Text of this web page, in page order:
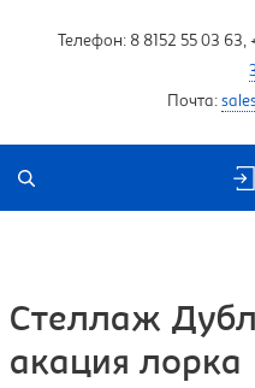
Телефон: 8 8152 55 03 63,
Почта:
Стеллаж
акация лорка